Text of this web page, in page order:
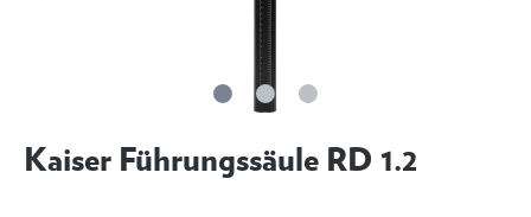
Kaiser Führungssäule RD 1.2